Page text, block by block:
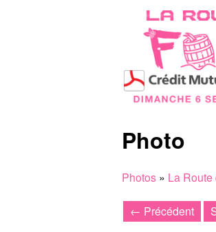
Photo
Photos » La Route
← Précédent